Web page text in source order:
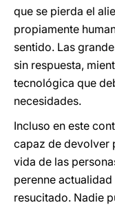
que se pierda el
propiamente
sentido. Las
sin respuesta,
tecnológica que
necesidades.
Incluso en este
capaz de devolver
vida de las
perenne
resucitado. Nadie